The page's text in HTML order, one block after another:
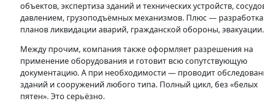
объектов, экспертиза зданий и технических устройств,
давлением, грузоподъёмных механизмов. Плюс — разработка
планов ликвидации аварий, гражданской обороны, эвакуации.
Между прочим, компания также оформляет разрешения на
применение оборудования и готовит всю сопутствующую
документацию. А при необходимости — проводит
зданий и сооружений любого типа. Полный цикл, без «белых
пятен». Это серьёзно.